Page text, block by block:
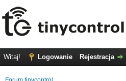
Witaj! Logowanie Rejestracja